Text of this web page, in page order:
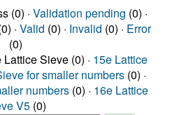
(0) · Validation pending (0) ·
· Valid (0) · Invalid (0) · Error
(0)
Lattice Sieve (0) · 15e Lattice
for smaller numbers (0) ·
numbers (0) · 16e Lattice
V5 (0)